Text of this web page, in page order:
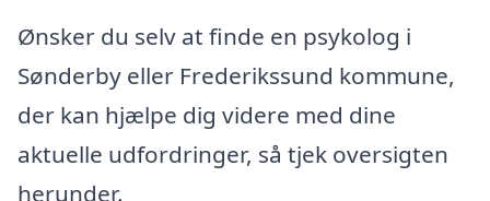
Ønsker du selv at finde en psykolog i
Sønderby eller Frederikssund kommune,
der kan hjælpe dig videre med dine
aktuelle udfordringer, så tjek oversigten
herunder.